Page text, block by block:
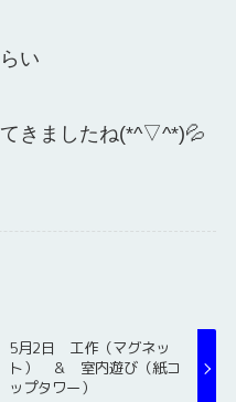
い
きましたね(*^▽^*)💦
5月2日 工作（マグネッ
ト） ＆ 室内遊び（紙コ
ップタワー）